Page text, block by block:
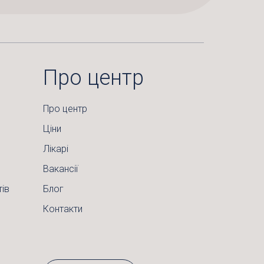
Про центр
Про центр
Ціни
Лікарі
Вакансії
Блог
Контакти